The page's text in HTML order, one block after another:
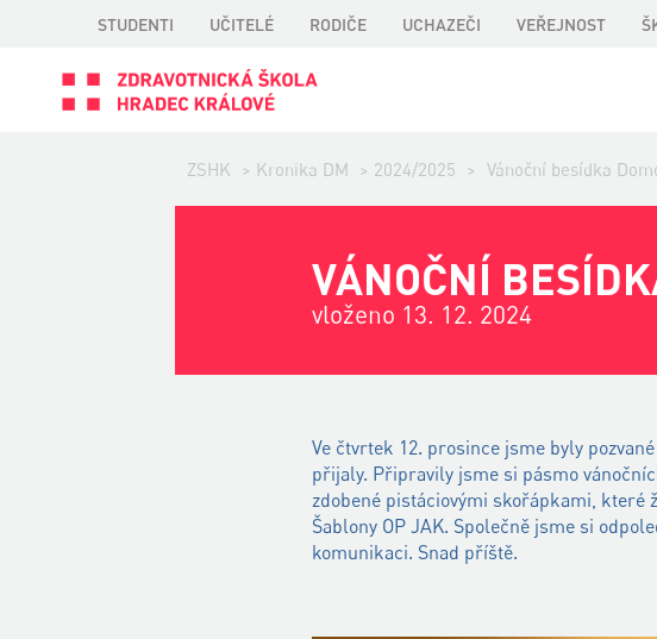
STUDENTI UČITELÉ RODIČE UCHAZEČI VEŘEJNOST
ZSHK > Kronika DM > 2024/2025 > Vánoční besídka
VÁNOČNÍ
vloženo 13. 12. 2024
Ve čtvrtek 12. prosince jsme byly
přijaly. Připravily jsme si pásmo
zdobené pistáciovými skořápkami, které
Šablony OP JAK. Společně jsme si
komunikaci. Snad příště.